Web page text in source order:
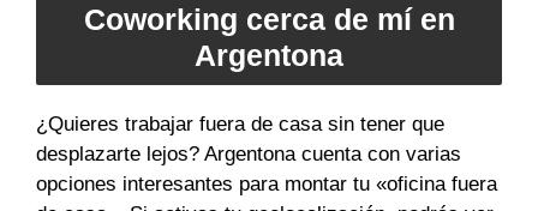
Coworking cerca de mí en
Argentona
¿Quieres trabajar fuera de casa sin tener que
desplazarte lejos? Argentona cuenta con varias
opciones interesantes para montar tu «oficina fuera